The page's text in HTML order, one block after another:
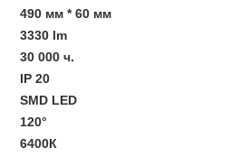
490 мм * 60 мм
3330 lm
30 000 ч.
IP 20
SMD LED
120°
6400К